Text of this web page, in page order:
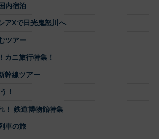
内宿泊
アXで日光鬼怒川へ
ツアー
カニ旅行特集！
幹線ツアー
！
！ 鉄道博物館特集
車の旅